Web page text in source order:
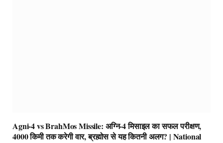
Agni-4 vs BrahMos Missile: अग्नि-4 मिसाइल का सफल परीक्षण,
4000 किमी तक करेगी वार, ब्रह्मोस से यह कितनी अलग? | National